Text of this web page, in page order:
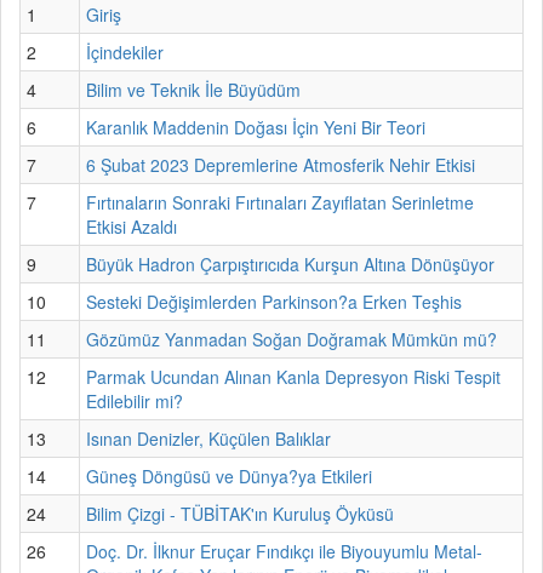
1
Giriş
2
İçindekiler
4
Bilim ve Teknik İle Büyüdüm
6
Karanlık Maddenin Doğası İçin Yeni Bir Teori
7
6 Şubat 2023 Depremlerine Atmosferik Nehir Etkisi
7
Fırtınaların Sonraki Fırtınaları Zayıflatan Serinletme
Etkisi Azaldı
9
Büyük Hadron Çarpıştırıcıda Kurşun Altına Dönüşüyor
10
Sesteki Değişimlerden Parkinson?a Erken Teşhis
11
Gözümüz Yanmadan Soğan Doğramak Mümkün mü?
12
Parmak Ucundan Alınan Kanla Depresyon Riski Tespit
Edilebilir mi?
13
Isınan Denizler, Küçülen Balıklar
14
Güneş Döngüsü ve Dünya?ya Etkileri
24
Bilim Çizgi - TÜBİTAK'ın Kuruluş Öyküsü
26
Doç. Dr. İlknur Eruçar Fındıkçı ile Biyouyumlu Metal-